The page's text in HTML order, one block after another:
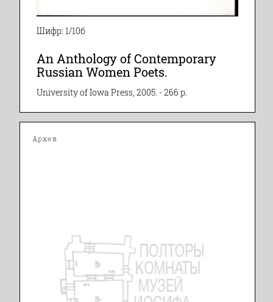
Шифр: 1/10б
An Anthology of Contemporary
Russian Women Poets.
University of Iowa Press, 2005. - 266 p.
Архив